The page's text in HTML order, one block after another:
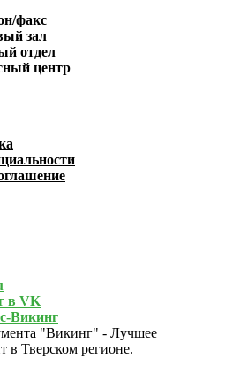
факс
зал
отдел
центр
в VK
Викинг
"Викинг" - Лучшее
в Тверском регионе.